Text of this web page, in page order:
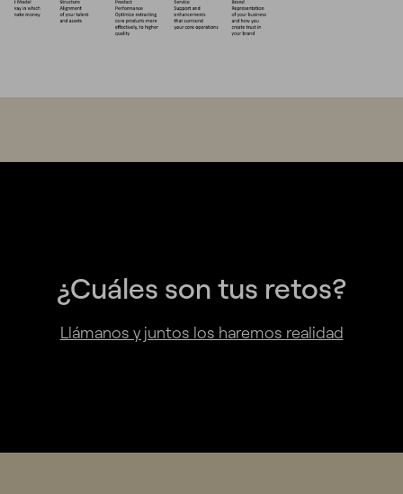
¿Cuáles son tus retos?
Llámanos y juntos los haremos realidad